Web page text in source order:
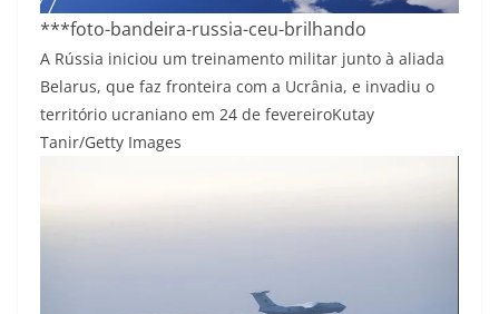
***foto-bandeira-russia-ceu-brilhando
A Rússia iniciou um treinamento militar junto à aliada
Belarus, que faz fronteira com a Ucrânia, e invadiu o
território ucraniano em 24 de fevereiroKutay
Tanir/Getty Images